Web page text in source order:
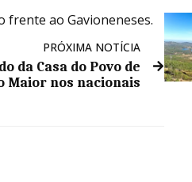
ao Gavioneneses.
PRÓXIMA NOTÍCIA
da Casa do Povo de
Maior nos nacionais